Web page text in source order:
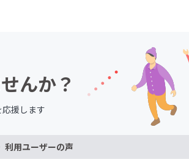
んか？
援します
利用ユーザーの声